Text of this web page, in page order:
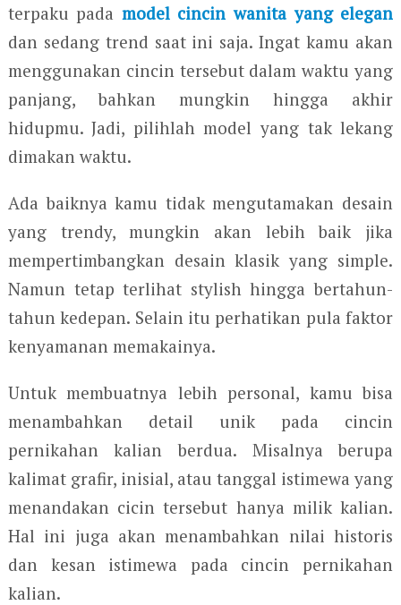
terpaku pada model cincin wanita yang elegan
dan sedang trend saat ini saja. Ingat kamu akan
menggunakan cincin tersebut dalam waktu yang
panjang, bahkan mungkin hingga akhir
hidupmu. Jadi, pilihlah model yang tak lekang
dimakan waktu.
Ada baiknya kamu tidak mengutamakan desain
yang trendy, mungkin akan lebih baik jika
mempertimbangkan desain klasik yang simple.
Namun tetap terlihat stylish hingga bertahun-
tahun kedepan. Selain itu perhatikan pula faktor
kenyamanan memakainya.
Untuk membuatnya lebih personal, kamu bisa
menambahkan detail unik pada cincin
pernikahan kalian berdua. Misalnya berupa
kalimat grafir, inisial, atau tanggal istimewa yang
menandakan cicin tersebut hanya milik kalian.
Hal ini juga akan menambahkan nilai historis
dan kesan istimewa pada cincin pernikahan
kalian.